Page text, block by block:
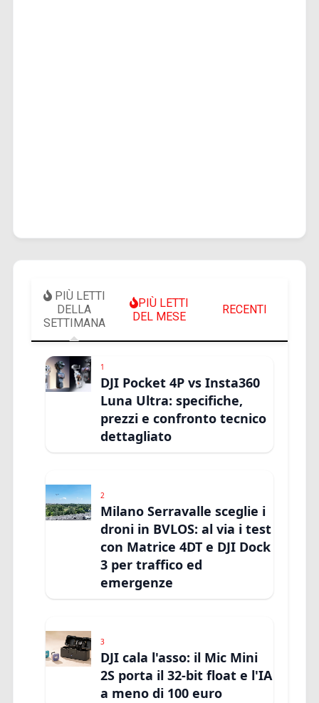
PIÙ LETTI
DELLA
SETTIMANA
PIÙ LETTI
DEL MESE
RECENTI
1
DJI Pocket 4P vs Insta360
Luna Ultra: specifiche,
prezzi e confronto tecnico
dettagliato
2
Milano Serravalle sceglie i
droni in BVLOS: al via i test
con Matrice 4DT e DJI Dock
3 per traffico ed
emergenze
3
DJI cala l'asso: il Mic Mini
2S porta il 32-bit float e l'IA
a meno di 100 euro